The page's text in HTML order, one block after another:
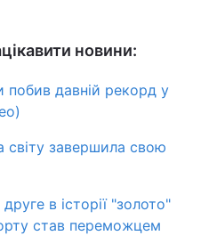
новини:
побив давній рекорд у
світу завершила свою
в історії "золото"
став переможцем